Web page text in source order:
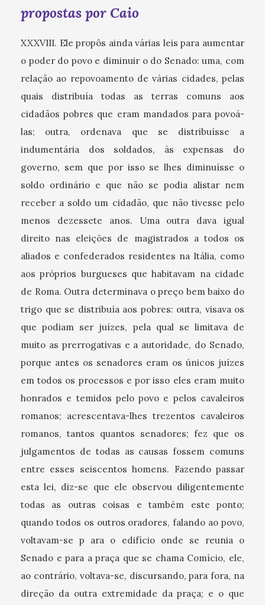
propostas por Caio
XXXVIII. Ele propôs ainda várias leis para aumentar
o poder do povo e diminuir o do Senado: uma, com
relação ao repovoamento de várias cidades, pelas
quais distribuía todas as terras comuns aos
cidadãos pobres que eram mandados para povoá-
las; outra, ordenava que se distribuísse a
indumentária dos soldados, às expensas do
governo, sem que por isso se lhes diminuísse o
soldo ordinário e que não se podia alistar nem
receber a soldo um cidadão, que não tivesse pelo
menos dezessete anos. Uma outra dava igual
direito nas eleições de magistrados a todos os
aliados e confederados residentes na Itália, como
aos próprios burgueses que habitavam na cidade
de Roma. Outra determinava o preço bem baixo do
trigo que se distribuía aos pobres: outra, visava os
que podiam ser juízes, pela qual se limitava de
muito as prerrogativas e a autoridade, do Senado,
porque antes os senadores eram os únicos juízes
em todos os processos e por isso eles eram muito
honrados e temidos pelo povo e pelos cavaleiros
romanos; acrescentava-lhes trezentos cavaleiros
romanos, tantos quantos senadores; fez que os
julgamentos de todas as causas fossem comuns
entre esses seiscentos homens. Fazendo passar
esta lei, diz-se que ele observou diligentemente
todas as outras coisas e também este ponto;
quando todos os outros oradores, falando ao povo,
voltavam-se p ara o edifício onde se reunia o
Senado e para a praça que se chama Comício, ele,
ao contrário, voltava-se, discursando, para fora, na
direção da outra extremidade da praça; e o que